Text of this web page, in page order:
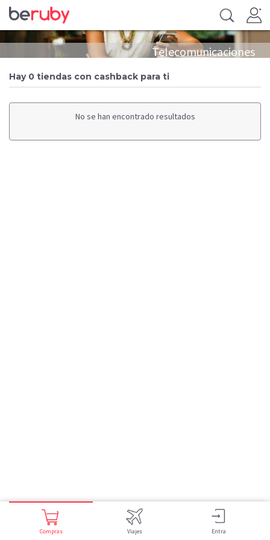
Compras Viajes Entra
Telecomunicaciones
Hay 0 tiendas con cashback para ti
No se han encontrado resultados